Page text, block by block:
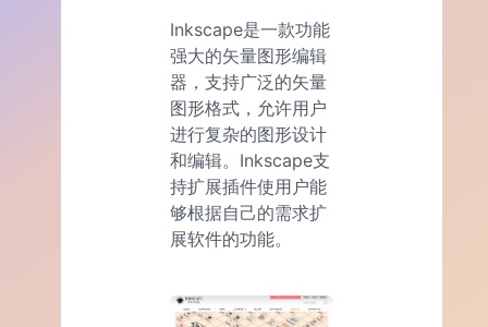
Inkscape是一款功能
强大的矢量图形编辑
器，支持广泛的矢量
图形格式，允许用户
进行复杂的图形设计
和编辑。Inkscape支
持扩展插件使用户能
够根据自己的需求扩
展软件的功能。